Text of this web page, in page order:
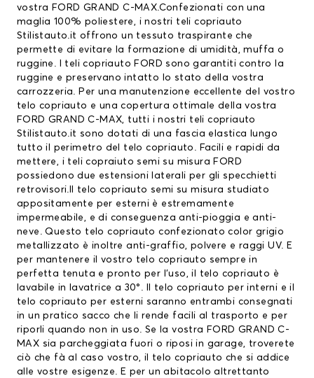
vostra FORD GRAND C-MAX.Confezionati con una
maglia 100% poliestere, i nostri teli copriauto
Stilistauto.it offrono un tessuto traspirante che
permette di evitare la formazione di umidità, muffa o
ruggine. I teli copriauto FORD sono garantiti contro la
ruggine e preservano intatto lo stato della vostra
carrozzeria. Per una manutenzione eccellente del vostro
telo copriauto e una copertura ottimale della vostra
FORD GRAND C-MAX, tutti i nostri teli copriauto
Stilistauto.it sono dotati di una fascia elastica lungo
tutto il perimetro del telo copriauto. Facili e rapidi da
mettere, i teli copraiuto semi su misura FORD
possiedono due estensioni laterali per gli specchietti
retrovisori.Il telo copriauto semi su misura studiato
appositamente per esterni è estremamente
impermeabile, e di conseguenza anti-pioggia e anti-
neve. Questo telo copriauto confezionato color grigio
metallizzato è inoltre anti-graffio, polvere e raggi UV. E
per mantenere il vostro telo copriauto sempre in
perfetta tenuta e pronto per l’uso, il telo copriauto è
lavabile in lavatrice a 30°. Il telo copriauto per interni e il
telo copriauto per esterni saranno entrambi consegnati
in un pratico sacco che li rende facili al trasporto e per
riporli quando non in uso. Se la vostra FORD GRAND C-
MAX sia parcheggiata fuori o riposi in garage, troverete
ciò che fà al caso vostro, il telo copriauto che si addice
alle vostre esigenze. E per un abitacolo altrettanto